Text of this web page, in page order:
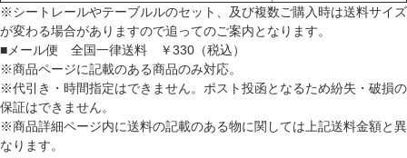
※シートレールやテーブルルのセット、及び複数ご購入時は送料サイズ
が変わる場合がありますので追ってのご案内となります。
■メール便 全国一律送料 ￥330（税込）
※商品ページに記載のある商品のみ対応。
※代引き・時間指定はできません。ポスト投函となるため紛失・破損の
保証はできません。
※商品詳細ページ内に送料の記載のある物に関しては上記送料金額と異
なります。